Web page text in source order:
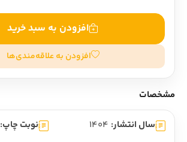
افزودن به سبد خرید
افزودن به علاقه‌مندی‌ها
مشخصات
سال انتشار: 1404 نوبت چاپ: